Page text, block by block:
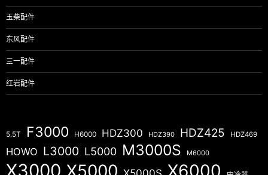
玉柴配件
东风配件
三一配件
红岩配件
5.5T F3000 H6000 HDZ300 HDZ390 HDZ425 HDZ469
HOWO L3000 L5000 M3000S M6000
X3000 X5000 X6000